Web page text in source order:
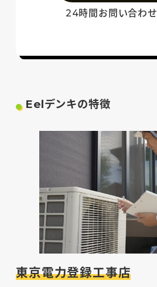
24時間お問い合わせ
Eelデンキの特徴
東京電力登録工事店